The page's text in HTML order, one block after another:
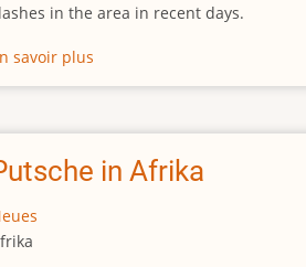
in the area in recent days.
savoir plus
200,000
new
advance
of
in Afrika